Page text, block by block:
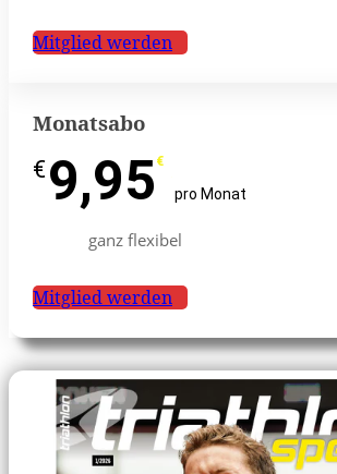
Mitglied werden
Monatsabo
€9,95 €
pro Monat
ganz flexibel
Mitglied werden